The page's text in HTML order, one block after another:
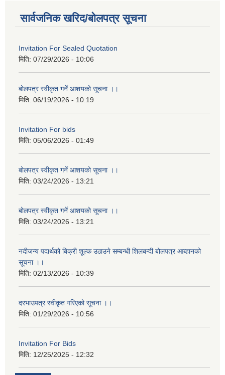
सार्वजनिक खरिद/बोलपत्र सूचना
Invitation For Sealed Quotation
मिति: 07/29/2026 - 10:06
बोलपत्र स्वीकृत गर्ने आशयको सूचना ।।
मिति: 06/19/2026 - 10:19
Invitation For bids
मिति: 05/06/2026 - 01:49
बोलपत्र स्वीकृत गर्ने आशयको सूचना ।।
मिति: 03/24/2026 - 13:21
बोलपत्र स्वीकृत गर्ने आशयको सूचना ।।
मिति: 03/24/2026 - 13:21
नदीजन्य पदार्थको बिक्री शूल्क उठाउने सम्बन्धी शिलबन्दी बोलपत्र आब्हानको
सूचना ।।
मिति: 02/13/2026 - 10:39
दरभाउपत्र स्वीकृत गरिएको सूचना ।।
मिति: 01/29/2026 - 10:56
Invitation For Bids
मिति: 12/25/2025 - 12:32